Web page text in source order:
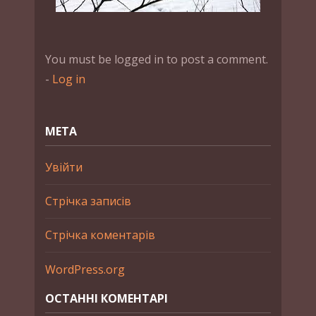
You must be logged in to post a comment.
- Log in
МЕТА
Увійти
Стрічка записів
Стрічка коментарів
WordPress.org
ОСТАННІ КОМЕНТАРІ